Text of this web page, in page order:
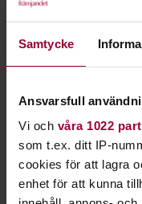
Samtycke
Ansvarsfull
Vi och våra 1022
som t.ex. ditt IP-
cookies för att lagra
enhet för att kunna
Allt vi inte pratar om
Fatta samtycke
Make Equal
om känslor.
Du kan också
projektetFatta
samtyckeskulturen